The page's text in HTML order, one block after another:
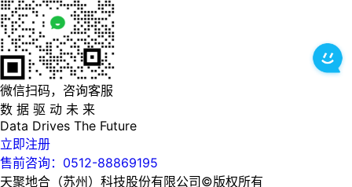
微信扫码，咨询客服
数 据 驱 动 未 来
Data Drives The Future
立即注册
售前咨询：0512-88869195
天聚地合（苏州）科技股份有限公司©版权所有